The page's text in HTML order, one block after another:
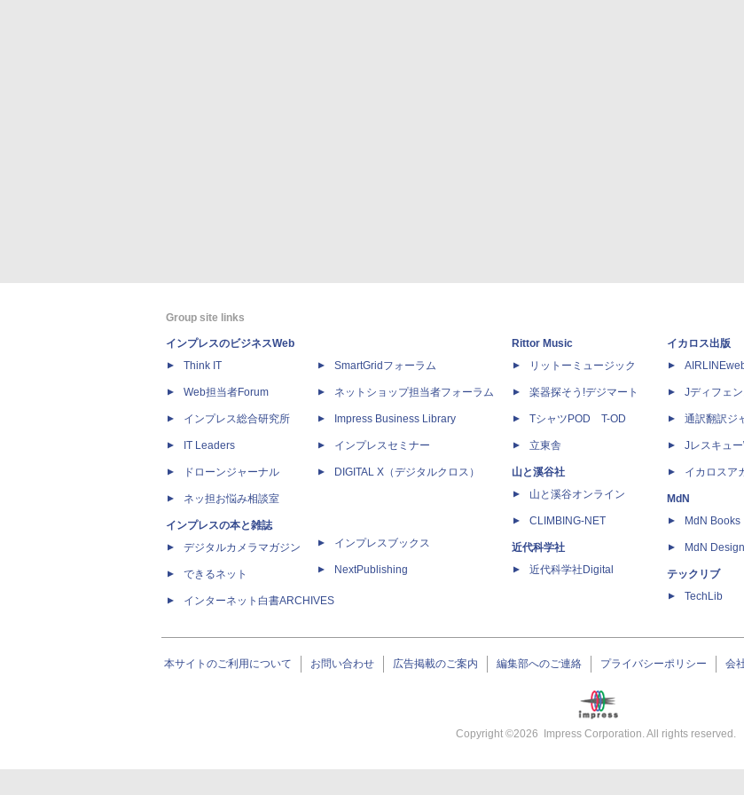
Group site links
インプレスのビジネスWeb
Think IT
Web担当者Forum
インプレス総合研究所
IT Leaders
ドローンジャーナル
ネッ担お悩み相談室
インプレスの本と雑誌
デジタルカメラマガジン
できるネット
インターネット白書ARCHIVES
SmartGridフォーラム
ネットショップ担当者フォーラム
Impress Business Library
インプレスセミナー
DIGITAL X（デジタルクロス）
インプレスブックス
NextPublishing
Rittor Music
リットーミュージック
楽器探そう!デジマート
TシャツPOD T-OD
立東舎
山と溪谷社
山と溪谷オンライン
CLIMBING-NET
近代科学社
近代科学社Digital
イカロス出版
Jディフェ
通訳翻訳ジ
Jレスキュ
イカロスア
MdN
MdN Books
MdN
テックリブ
TechLib
本サイトのご利用について お問い合わせ 広告掲載のご案内 編集部へのご連絡 プライバシーポリシー 会
Copyright ©2026 Impress Corporation. All rights reserved.